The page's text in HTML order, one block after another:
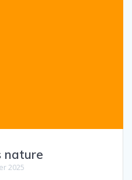
nature
2025